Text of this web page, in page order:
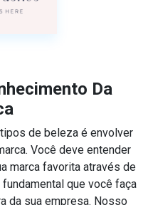
Da
de beleza é envolver
Você deve entender
marca favorita através de
que você faça
da sua empresa. Nosso